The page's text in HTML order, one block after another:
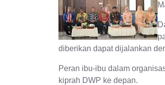
diberikan dapat dijalankan
Peran ibu-ibu dalam
kiprah DWP ke depan.